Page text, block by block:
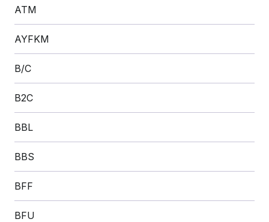
ATM
AYFKM
B/C
B2C
BBL
BBS
BFF
BFU